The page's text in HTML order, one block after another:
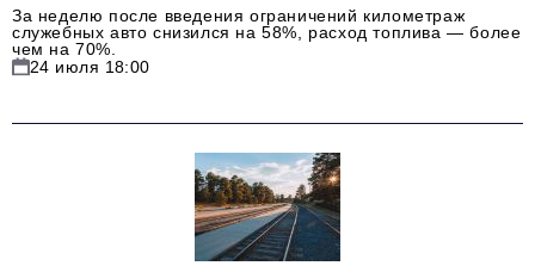
Видео
Электронные почты редакции:
Информационный отдел
info@business-magazine.online
reklama@business-magazine.online
За неделю после введения ограничений километраж
служебных авто снизился на 58%, расход топлива — более
чем на 70%.
24 июля 18:00